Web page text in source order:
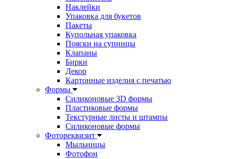
Наклейки
Упаковка для букетов
Пакеты
Купольная упаковка
Пояски на супницы
Клапаны
Бирки
Декор
Картонные изделия с печатью
Формы
Силиконовые 3D формы
Пластиковые формы
Текстурные листы и штампы
Силиконовые формы
Фотореквизит
Мыльницы
Фотофон